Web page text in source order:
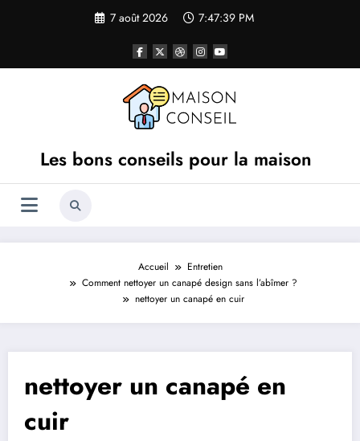
7 août 2026 7:47:39 PM
Les bons conseils pour la maison
Accueil
Entretien
Comment nettoyer un canapé design sans l’abîmer ?
nettoyer un canapé en cuir
nettoyer un canapé en
cuir